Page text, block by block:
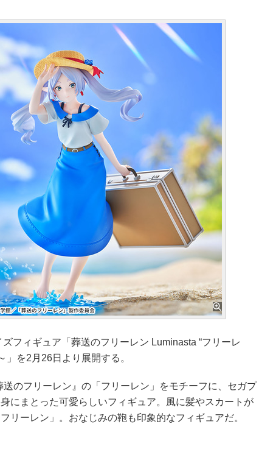
フィギュア「葬送のフリーレン Luminasta “フリーレ
」を2月26日より展開する。
のフリーレン』の「フリーレン」をモチーフに、セガプ
にまとった可愛らしいフィギュア。風に髪やスカートが
リーレン」。おなじみの鞄も印象的なフィギュアだ。